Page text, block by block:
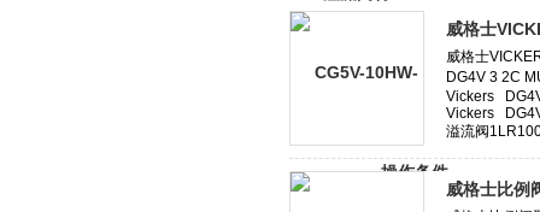
威格士
威格士比例